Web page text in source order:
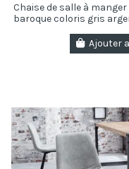
Chaise de salle à manger
baroque coloris gris
Ajouter